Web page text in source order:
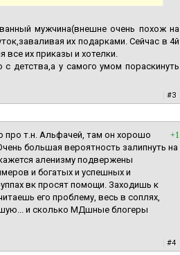
мужчина(внешне очень похож на
их подарками. Сейчас в 4й
все их приказы и хотелки.
детства,а у самого умом пораскинуть
#3
+1
про т.н. Альфачей, там он хорошо
большая вероятность залипнуть на
аленизму подвержены
и богатых и успешных и
вк просят помощи. Заходишь к
его проблему, весь в соплях,
и сколько МДшные блогеры
#4